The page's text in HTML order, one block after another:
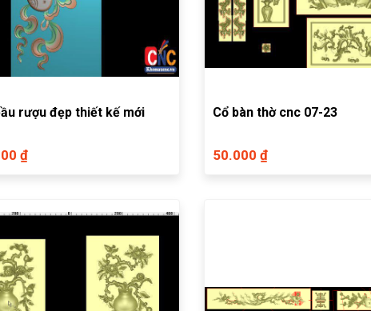
rượu đẹp thiết kế mới
₫
Cổ bàn thờ cnc 07-23
50.000 ₫